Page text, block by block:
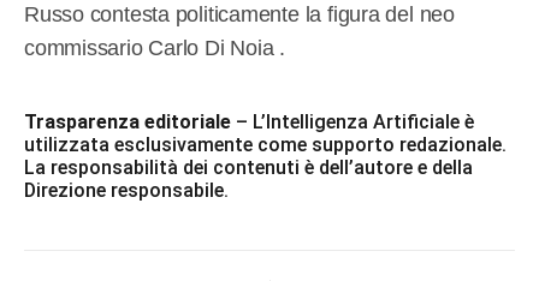
Russo contesta politicamente la figura del neo
commissario Carlo Di Noia .
Trasparenza editoriale – L’Intelligenza Artificiale è
utilizzata esclusivamente come supporto redazionale.
La responsabilità dei contenuti è dell’autore e della
Direzione responsabile.